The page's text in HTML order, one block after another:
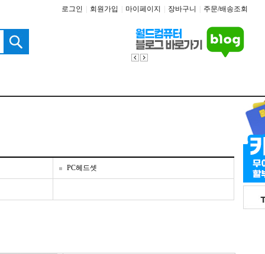
로그인 회원가입 마이페이지 장바구니 주문/배송조회
PC헤드셋